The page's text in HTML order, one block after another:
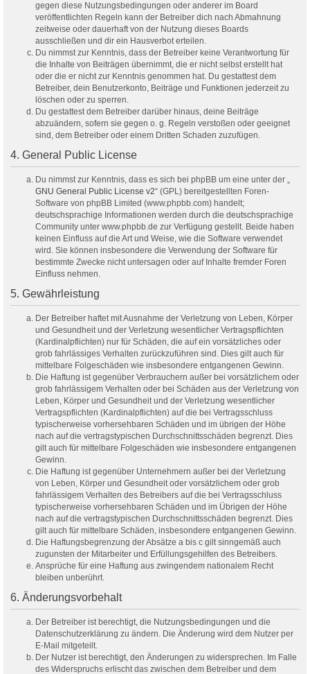
gegen diese Nutzungsbedingungen oder anderer im Board
veröffentlichten Regeln kann der Betreiber dich nach Abmahnung
zeitweise oder dauerhaft von der Nutzung dieses Boards
ausschließen und dir ein Hausverbot erteilen.
Du nimmst zur Kenntnis, dass der Betreiber keine Verantwortung für
die Inhalte von Beiträgen übernimmt, die er nicht selbst erstellt hat
oder die er nicht zur Kenntnis genommen hat. Du gestattest dem
Betreiber, dein Benutzerkonto, Beiträge und Funktionen jederzeit zu
löschen oder zu sperren.
Du gestattest dem Betreiber darüber hinaus, deine Beiträge
abzuändern, sofern sie gegen o. g. Regeln verstoßen oder geeignet
sind, dem Betreiber oder einem Dritten Schaden zuzufügen.
4. General Public License
Du nimmst zur Kenntnis, dass es sich bei phpBB um eine unter der „
GNU General Public License v2“ (GPL) bereitgestellten Foren-
Software von phpBB Limited (www.phpbb.com) handelt;
deutschsprachige Informationen werden durch die deutschsprachige
Community unter www.phpbb.de zur Verfügung gestellt. Beide haben
keinen Einfluss auf die Art und Weise, wie die Software verwendet
wird. Sie können insbesondere die Verwendung der Software für
bestimmte Zwecke nicht untersagen oder auf Inhalte fremder Foren
Einfluss nehmen.
5. Gewährleistung
Der Betreiber haftet mit Ausnahme der Verletzung von Leben, Körper
und Gesundheit und der Verletzung wesentlicher Vertragspflichten
(Kardinalpflichten) nur für Schäden, die auf ein vorsätzliches oder
grob fahrlässiges Verhalten zurückzuführen sind. Dies gilt auch für
mittelbare Folgeschäden wie insbesondere entgangenen Gewinn.
Die Haftung ist gegenüber Verbrauchern außer bei vorsätzlichem oder
grob fahrlässigem Verhalten oder bei Schäden aus der Verletzung von
Leben, Körper und Gesundheit und der Verletzung wesentlicher
Vertragspflichten (Kardinalpflichten) auf die bei Vertragsschluss
typischerweise vorhersehbaren Schäden und im übrigen der Höhe
nach auf die vertragstypischen Durchschnittsschäden begrenzt. Dies
gilt auch für mittelbare Folgeschäden wie insbesondere entgangenen
Gewinn.
Die Haftung ist gegenüber Unternehmern außer bei der Verletzung
von Leben, Körper und Gesundheit oder vorsätzlichem oder grob
fahrlässigem Verhalten des Betreibers auf die bei Vertragsschluss
typischerweise vorhersehbaren Schäden und im Übrigen der Höhe
nach auf die vertragstypischen Durchschnittsschäden begrenzt. Dies
gilt auch für mittelbare Schäden, insbesondere entgangenen Gewinn.
Die Haftungsbegrenzung der Absätze a bis c gilt sinngemäß auch
zugunsten der Mitarbeiter und Erfüllungsgehilfen des Betreibers.
Ansprüche für eine Haftung aus zwingendem nationalem Recht
bleiben unberührt.
6. Änderungsvorbehalt
Der Betreiber ist berechtigt, die Nutzungsbedingungen und die
Datenschutzerklärung zu ändern. Die Änderung wird dem Nutzer per
E-Mail mitgeteilt.
Der Nutzer ist berechtigt, den Änderungen zu widersprechen. Im Falle
des Widerspruchs erlischt das zwischen dem Betreiber und dem